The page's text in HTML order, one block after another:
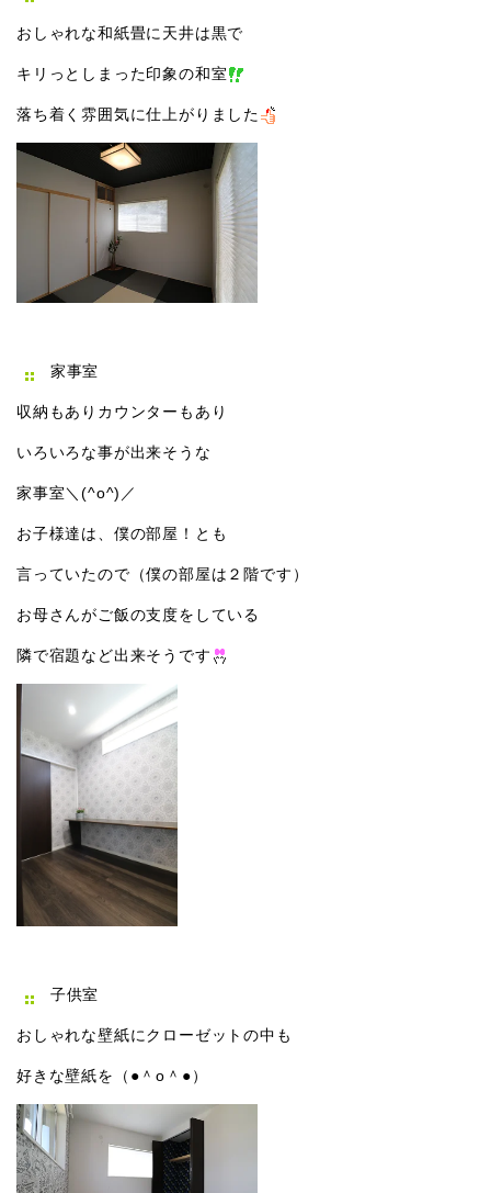
おしゃれな和紙畳に天井は黒で
キリっとしまった印象の和室
落ち着く雰囲気に仕上がりました
家事室
収納もありカウンターもあり
いろいろな事が出来そうな
家事室＼(^o^)／
お子様達は、僕の部屋！とも
言っていたので（僕の部屋は２階です）
お母さんがご飯の支度をしている
隣で宿題など出来そうです
子供室
おしゃれな壁紙にクローゼットの中も
好きな壁紙を（●＾o＾●）